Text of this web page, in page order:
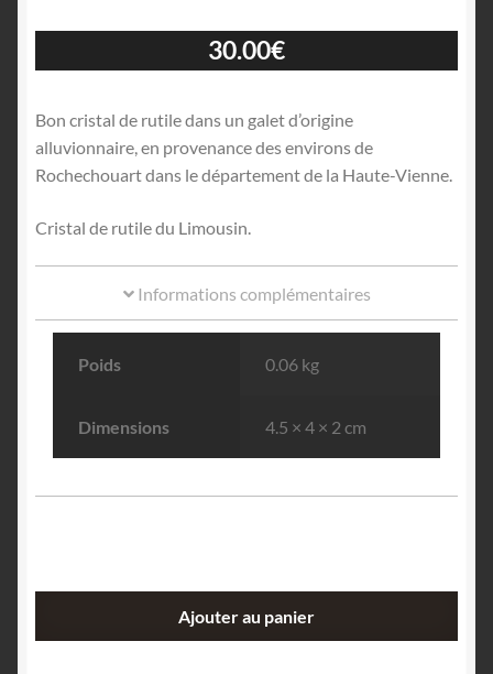
30.00€
Bon cristal de rutile dans un galet d’origine
alluvionnaire, en provenance des environs de
Rochechouart dans le département de la Haute-Vienne.
Cristal de rutile du Limousin.
Informations complémentaires
Poids 0.06 kg
Dimensions 4.5 × 4 × 2 cm
Ajouter au panier